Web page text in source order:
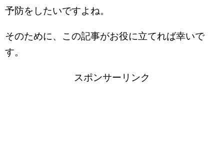
予防をしたいですよね。
そのために、この記事がお役に立てれば幸いで
す。
スポンサーリンク